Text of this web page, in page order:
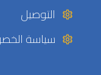
التوصيل
سياسة